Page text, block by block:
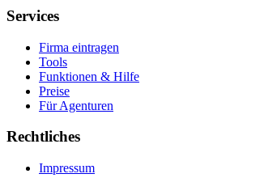
Services
Firma eintragen
Tools
Funktionen & Hilfe
Preise
Für Agenturen
Rechtliches
Impressum